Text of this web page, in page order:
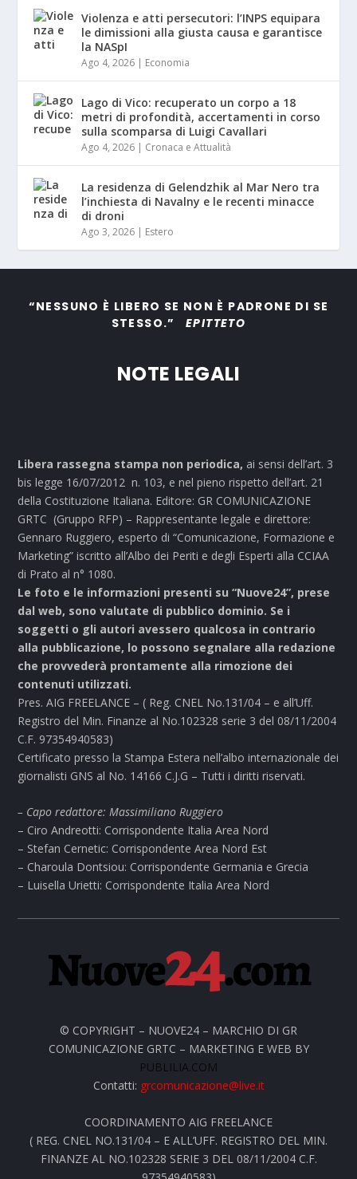
Violenza e atti persecutori: l’INPS equipara
le dimissioni alla giusta causa e garantisce
la NASpI
Ago 4, 2026 | Economia
Lago di Vico: recuperato un corpo a 18
metri di profondità, accertamenti in corso
sulla scomparsa di Luigi Cavallari
Ago 4, 2026 | Cronaca e Attualità
La residenza di Gelendzhik al Mar Nero tra
l’inchiesta di Navalny e le recenti minacce
di droni
Ago 3, 2026 | Estero
“NESSUNO È LIBERO SE NON È PADRONE DI SE
STESSO.”EPITTETO
NOTE LEGALI
Libera rassegna stampa non periodica, ai sensi dell’art. 3
bis legge 16/07/2012 n. 103, e nel pieno rispetto dell’art. 21
della Costituzione Italiana. Editore: GR COMUNICAZIONE
GRTC (Gruppo RFP) – Rappresentante legale e direttore:
Gennaro Ruggiero, esperto di “Comunicazione, Formazione e
Marketing” iscritto all’Albo dei Periti e degli Esperti alla CCIAA
di Prato al n° 1080.
Le foto e le informazioni presenti su “Nuove24”, prese
dal web, sono valutate di pubblico dominio. Se i
soggetti o gli autori avessero qualcosa in contrario
alla pubblicazione, lo possono segnalare alla redazione
che provvederà prontamente alla rimozione dei
contenuti utilizzati.
Pres. AIG FREELANCE – ( Reg. CNEL No.131/04 – e all’Uff.
Registro del Min. Finanze al No.102328 serie 3 del 08/11/2004
C.F. 97354940583)
Certificato presso la Stampa Estera nell’albo internazionale dei
giornalisti GNS al No. 14166 C.J.G – Tutti i diritti riservati.
– Capo redattore: Massimiliano Ruggiero
– Ciro Andreotti: Corrispondente Italia Area Nord
– Stefan Cernetic: Corrispondente Area Nord Est
– Charoula Dontsiou: Corrispondente Germania e Grecia
– Luisella Urietti: Corrispondente Italia Area Nord
© COPYRIGHT – NUOVE24 – MARCHIO DI GR
COMUNICAZIONE GRTC – MARKETING E WEB BY
PUBLILIA.COM
Contatti: grcomunicazione@live.it
COORDINAMENTO AIG FREELANCE
( REG. CNEL NO.131/04 – E ALL’UFF. REGISTRO DEL MIN.
FINANZE AL NO.102328 SERIE 3 DEL 08/11/2004 C.F.